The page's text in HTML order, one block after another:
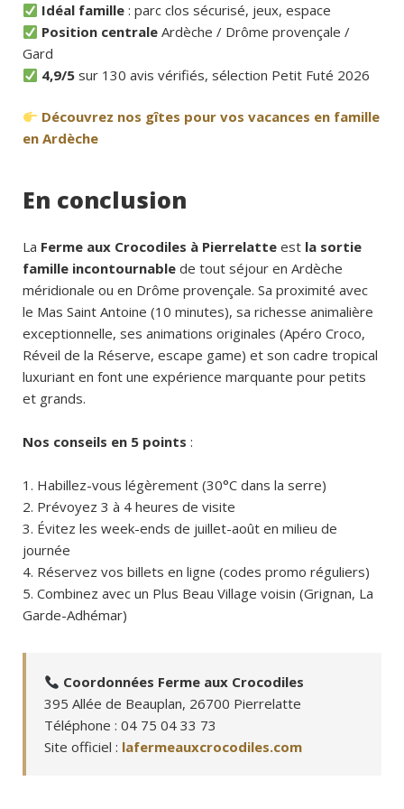
Idéal famille : parc clos sécurisé, jeux, espace
Position centrale Ardèche / Drôme provençale /
Gard
4,9/5 sur 130 avis vérifiés, sélection Petit Futé 2026
Découvrez nos gîtes pour vos vacances en famille
en Ardèche
En conclusion
La Ferme aux Crocodiles à Pierrelatte est la sortie
famille incontournable de tout séjour en Ardèche
méridionale ou en Drôme provençale. Sa proximité avec
le Mas Saint Antoine (10 minutes), sa richesse animalière
exceptionnelle, ses animations originales (Apéro Croco,
Réveil de la Réserve, escape game) et son cadre tropical
luxuriant en font une expérience marquante pour petits
et grands.
Nos conseils en 5 points :
Habillez-vous légèrement (30°C dans la serre)
Prévoyez 3 à 4 heures de visite
Évitez les week-ends de juillet-août en milieu de
journée
Réservez vos billets en ligne (codes promo réguliers)
Combinez avec un Plus Beau Village voisin (Grignan, La
Garde-Adhémar)
Coordonnées Ferme aux Crocodiles
395 Allée de Beauplan, 26700 Pierrelatte
Téléphone : 04 75 04 33 73
Site officiel : lafermeauxcrocodiles.com